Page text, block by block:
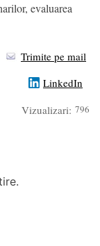
evaluarea
Trimite pe mail
LinkedIn
Vizualizari: 796